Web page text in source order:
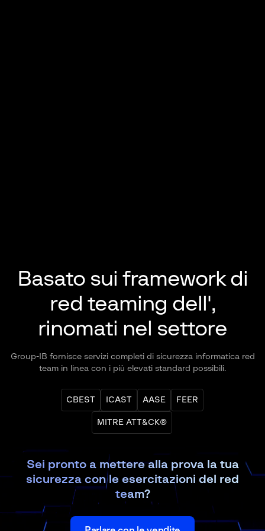
Basato sui framework di
red teaming dell',
rinomati nel settore
Group-IB fornisce servizi completi di sicurezza informatica red
team in linea con i più elevati standard possibili.
CBEST ICAST AASE FEER
MITRE ATT&CK®
Sei pronto a mettere alla prova la tua
sicurezza con le esercitazioni del red
team?